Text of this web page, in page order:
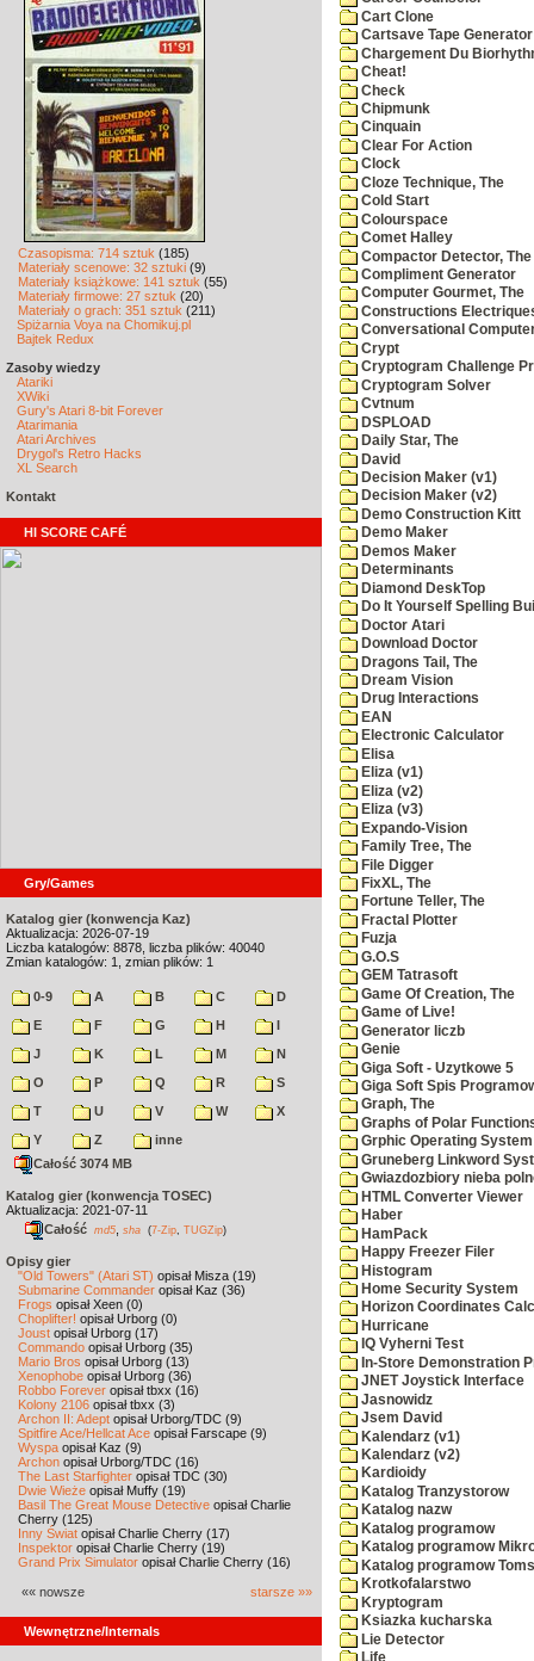
Czasopisma: 714 sztuk (185)
Materiały scenowe: 32 sztuki (9)
Materiały książkowe: 141 sztuk (55)
Materiały firmowe: 27 sztuk (20)
Materiały o grach: 351 sztuk (211)
Spiżarnia Voya na Chomikuj.pl
Bajtek Redux
Zasoby wiedzy
Atariki
XWiki
Gury's Atari 8-bit Forever
Atarimania
Atari Archives
Drygol's Retro Hacks
XL Search
Kontakt
HI SCORE CAFÉ
Gry/Games
Katalog gier (konwencja Kaz)
Aktualizacja: 2026-07-19
Liczba katalogów: 8878, liczba plików: 40040
Zmian katalogów: 1, zmian plików: 1
0-9 A B C
D
E
F G H
I
J
K L M
N
O
P Q R
S
T
U V W
X
Y
Z
inne
Całość 3074 MB
Katalog gier (konwencja TOSEC)
Aktualizacja: 2021-07-11
Całość md5 sha (7-Zip TUGZip)
Opisy gier
"Old Towers" (Atari ST) opisał Misza (19)
Submarine Commander opisał Kaz (36)
Frogs opisał Xeen (0)
Choplifter! opisał Urborg (0)
Joust opisał Urborg (17)
Commando opisał Urborg (35)
Mario Bros opisał Urborg (13)
Xenophobe opisał Urborg (36)
Robbo Forever opisał tbxx (16)
Kolony 2106 opisał tbxx (3)
Archon II: Adept opisał Urborg/TDC (9)
Spitfire Ace/Hellcat Ace opisał Farscape (9)
Wyspa opisał Kaz (9)
Archon opisał Urborg/TDC (16)
The Last Starfighter opisał TDC (30)
Dwie Wieże opisał Muffy (19)
Basil The Great Mouse Detective opisał Charlie
Cherry (125)
Inny Świat opisał Charlie Cherry (17)
Inspektor opisał Charlie Cherry (19)
Grand Prix Simulator opisał Charlie Cherry (16)
«« nowsze starsze »»
Wewnętrzne/Internals
Cart Clone
Cartsave Tape Generator
Chargement Du
Cheat!
Check
Chipmunk
Cinquain
Clear For Action
Clock
Cloze Technique, The
Cold Start
Colourspace
Comet Halley
Compactor Detector, The
Compliment Generator
Computer Gourmet, The
Constructions
Conversational
Crypt
Cryptogram Challenge
Cryptogram Solver
Cvtnum
DSPLOAD
Daily Star, The
David
Decision Maker (v1)
Decision Maker (v2)
Demo Construction Kitt
Demo Maker
Demos Maker
Determinants
Diamond DeskTop
Do It Yourself Spelling
Doctor Atari
Download Doctor
Dragons Tail, The
Dream Vision
Drug Interactions
EAN
Electronic Calculator
Elisa
Eliza (v1)
Eliza (v2)
Eliza (v3)
Expando-Vision
Family Tree, The
File Digger
FixXL, The
Fortune Teller, The
Fractal Plotter
Fuzja
G.O.S
GEM Tatrasoft
Game Of Creation, The
Game of Live!
Generator liczb
Genie
Giga Soft - Uzytkowe 5
Giga Soft Spis
Graph, The
Graphs of Polar
Grphic Operating System
Gruneberg Linkword
Gwiazdozbiory nieba
HTML Converter Viewer
Haber
HamPack
Happy Freezer Filer
Histogram
Home Security System
Horizon Coordinates
Hurricane
IQ Vyherni Test
In-Store Demonstration
JNET Joystick Interface
Jasnowidz
Jsem David
Kalendarz (v1)
Kalendarz (v2)
Kardioidy
Katalog Tranzystorow
Katalog nazw
Katalog programow
Katalog programow
Katalog programow
Krotkofalarstwo
Kryptogram
Ksiazka kucharska
Lie Detector
Life